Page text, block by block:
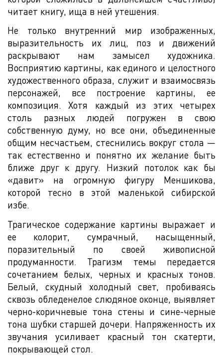
читает книгу, ища в ней утешения.
Не только внутренний мир изображенных,
выразительность их лиц, поз и движений
раскрывают нам замысел художника.
Восприятию картины, как единого и целостного
художественного образа, служит и взаимосвязь
персонажей, все построение картины, ее
композиция. Хотя каждый из этих четырех
столь разных людей погружен в свою
собственную думу, но все они, объединенные
общим несчастьем, стеснились вокруг стола —
так естественно и понятно их желание быть
ближе друг к другу. Низкий потолок как бы
«давит» на огромную фигуру Меншикова,
которой тесно в этой маленькой сибирской
избе.
Трагическое содержание картины выражает и
ее колорит, сумрачный, насыщенный,
поразительный по своей живописной
продуманности. Трагизм темы передается
сочетанием белых, черных и красных тонов.
Белый, скудный холодный свет, пробиваясь
сквозь обледенелое слюдяное оконце, выявляет
черно-коричневые тона стены и сине-черные
тона шубки старшей дочери. Напряженность их
звучания усиливает красный тон скатерти,
покрывающей стол.